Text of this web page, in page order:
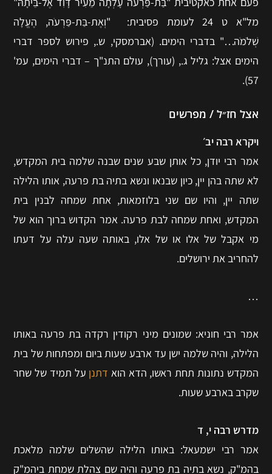
מל"א ט 24 לעומת פסיבית: "וְאֶת-בַּת-פַּרְעֹה, הֶעֱלָה
שְׁלֹמֹה…" בדברי הימים. (אברמסקי, ש., פירוש לספר דברי
הימים אצל: גליל ג., (עורך), עולם התנ"ך – דברי הימים, עמ'
57).
אצל חז״ל / מפרשים
ויקרא רבה יב׳
אמר רבי יודן, כל אותן שבע שנים שבנה שלמה בית המקדש,
לא שתה בהן יין, כיון שבנאו ונשא בתיה בת פרעה, אותו הלילה
שתה יין, והיו שם שני בלוזמאות, אחת שמחה לבנין בית
המקדש, ואחת שמחה לבת פרעה. אמר הקדוש ברוך הוא של
מי אקבל של אלו או של אלו, באותה שעה עלה על דעתו
להחריב את ירושלים.
…
אמר רבי חוניא: שמונים מיני רקודין רקדה בת פרעה באותו
הלילה, והיה שלמה ישן עד ארבע שעות ביום ומפתחות של בית
המקדש נתונות תחת ראשו, הדא הואדתנן על תמיד של שחר
שקרב בארבע שעות.
מדרש רבה י, ד
אמר רבי ישמעאל: באותו הלילה שהשלים שלמה מלאכת
בהמ"ק, נשא בתיה בת פרעה והיה שם צהלת שמחת ביהמ"ק